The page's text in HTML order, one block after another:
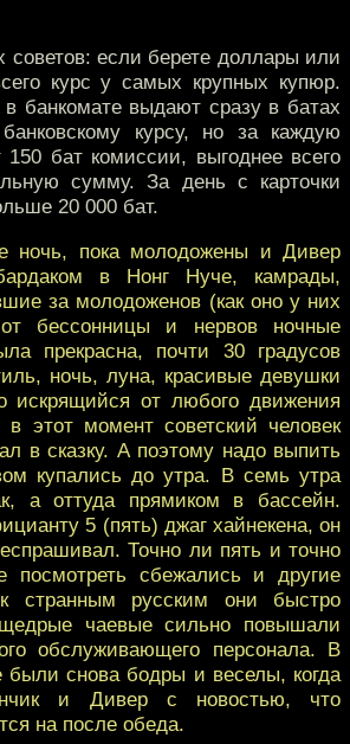
советов: если берете доллары или
курс у самых крупных купюр.
банкомате выдают сразу в батах
курсу, но за каждую
150 бат комиссии, выгоднее всего
сумму. За день с карточки
20 000 бат.
ночь, пока молодожены и Дивер
в Нонг Нуче, камрады,
за молодоженов (как оно у них
бессонницы и нервов ночные
прекрасна, почти 30 градусов
ночь, луна, красивые девушки
искрящийся от любого движения
в этот момент советский человек
в сказку. А поэтому надо выпить
купались до утра. В семь утра
а оттуда прямиком в бассейн.
5 (пять) джаг хайнекена, он
Точно ли пять и точно
посмотреть сбежались и другие
странным русским они быстро
чаевые сильно повышали
обслуживающего персонала. В
снова бодры и веселы, когда
и Дивер с новостью, что
на после обеда.